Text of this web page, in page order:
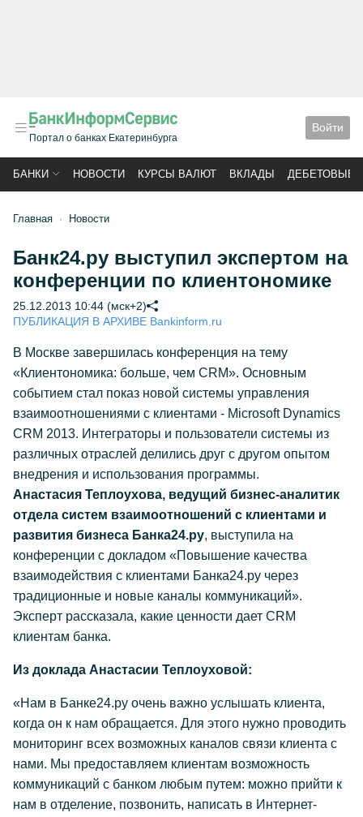
Портал о банках Екатеринбурга
Войти
БАНКИ НОВОСТИ КУРСЫ ВАЛЮТ ВКЛАДЫ ДЕБЕТОВЫЕ
Главная Новости
Банк24.ру выступил экспертом на
конференции по клиентономике
25.12.2013 10:44 (мск+2)
ПУБЛИКАЦИЯ В АРХИВЕ Bankinform.ru
В Москве завершилась конференция на тему
«Клиентономика: больше, чем CRM». Основным
событием стал показ новой системы управления
взаимоотношениями с клиентами - Microsoft Dynamics
CRM 2013. Интеграторы и пользователи системы из
различных отраслей делились друг с другом опытом
внедрения и использования программы.
Анастасия Теплоухова, ведущий бизнес-аналитик
отдела систем взаимоотношений с клиентами и
развития бизнеса Банка24.ру, выступила на
конференции с докладом «Повышение качества
взаимодействия с клиентами Банка24.ру через
традиционные и новые каналы коммуникаций».
Эксперт рассказала, какие ценности дает CRM
клиентам банка.
Из доклада Анастасии Теплоуховой:
«Нам в Банке24.ру очень важно услышать клиента,
когда он к нам обращается. Для этого нужно проводить
мониторинг всех возможных каналов связи клиента с
нами. Мы предоставляем клиентам возможность
коммуникаций с банком любым путем: можно прийти к
нам в отделение, позвонить, написать в Интернет-